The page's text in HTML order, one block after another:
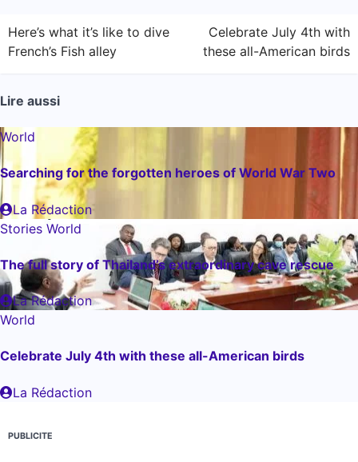
Mail
Navigation
de
Here’s what it’s like to dive
French’s Fish alley
Celebrate July 4th with
these all-American birds
Lire aussi
World
Searching for the forgotten heroes of World War Two
La Rédaction
Stories World
The full story of Thailand’s extraordinary cave rescue
La Rédaction
World
Celebrate July 4th with these all-American birds
La Rédaction
PUBLICITE